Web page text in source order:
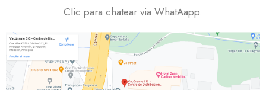
Clic para chatear via WhatAapp.